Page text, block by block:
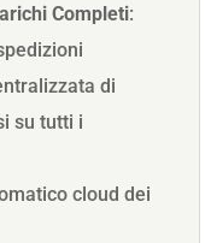
Completi:
di
su tutti i
cloud dei